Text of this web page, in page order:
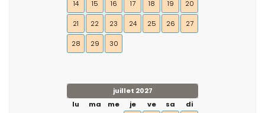
14 15 16 17 18 19 20
21 22 23 24 25 26 27
28 29 30
juillet 2027
lu
ma me je ve sa
di